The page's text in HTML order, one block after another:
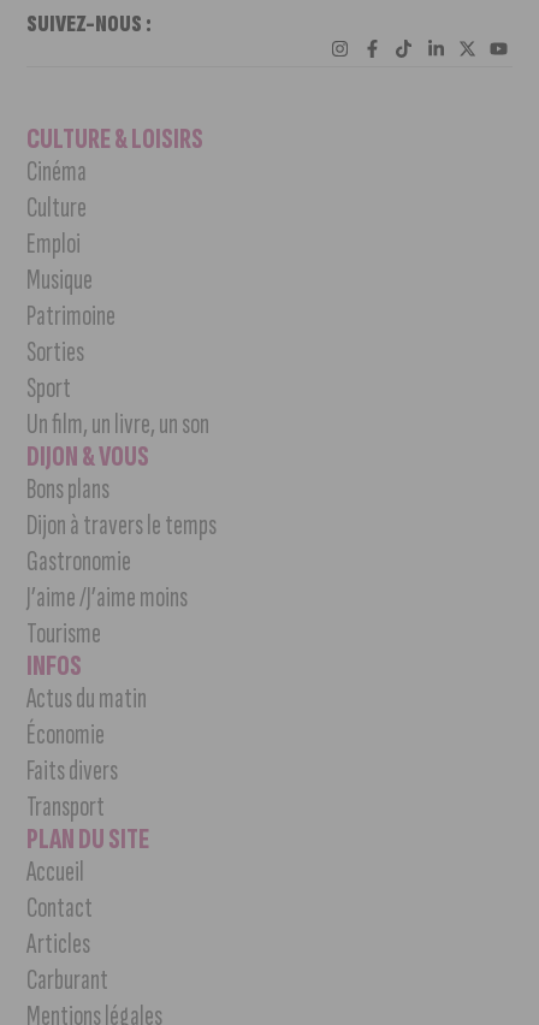
SUIVEZ-NOUS :
CULTURE & LOISIRS
Cinéma
Culture
Emploi
Musique
Patrimoine
Sorties
Sport
Un film, un livre, un son
DIJON & VOUS
Bons plans
Dijon à travers le temps
Gastronomie
J’aime /J’aime moins
Tourisme
INFOS
Actus du matin
Économie
Faits divers
Transport
PLAN DU SITE
Accueil
Contact
Articles
Carburant
Mentions légales